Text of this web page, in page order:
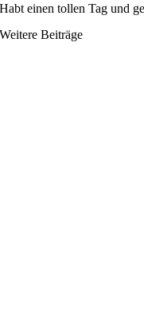
Habt einen tollen Tag und
Weitere Beiträge